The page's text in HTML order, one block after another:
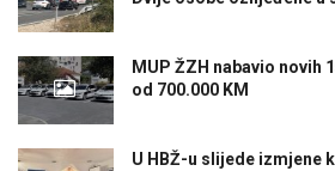
MUP ŽZH nabavio novih
od 700.000 KM
U HBŽ-u slijede izmjene